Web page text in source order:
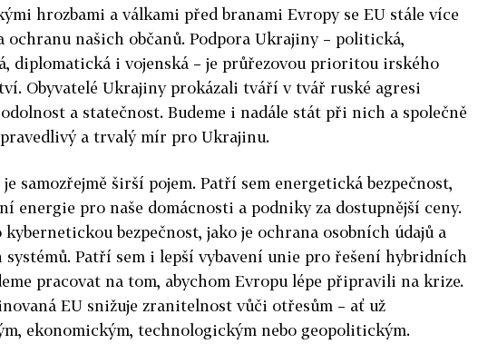
hrozbami a válkami před branami Evropy se EU stále více
ochranu našich občanů. Podpora Ukrajiny – politická,
diplomatická i vojenská – je průřezovou prioritou irského
Obyvatelé Ukrajiny prokázali tváří v tvář ruské agresi
a statečnost. Budeme i nadále stát při nich a společně
a trvalý mír pro Ukrajinu.
je samozřejmě širší pojem. Patří sem energetická bezpečnost,
energie pro naše domácnosti a podniky za dostupnější ceny.
kybernetickou bezpečnost, jako je ochrana osobních údajů a
systémů. Patří sem i lepší vybavení unie pro řešení hybridních
pracovat na tom, abychom Evropu lépe připravili na krize.
EU snižuje zranitelnost vůči otřesům – ať už
ekonomickým, technologickým nebo geopolitickým.